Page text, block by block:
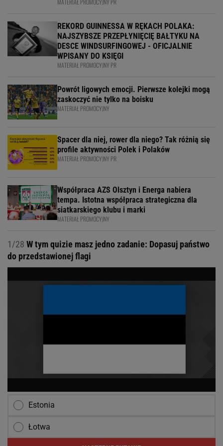
MATERIAŁ PROMOCYJNY PR
REKORD GUINNESSA W RĘKACH POLAKA:
NAJSZYBSZE PRZEPŁYNIĘCIĘ BAŁTYKU NA
DESCE WINDSURFINGOWEJ - OFICJALNIE
WPISANY DO KSIĘGI
MATERIAŁ PROMOCYJNY PR
Powrót ligowych emocji. Pierwsze kolejki mogą
zaskoczyć nie tylko na boisku
MATERIAŁ PROMOCYJNY
Spacer dla niej, rower dla niego? Tak różnią się
profile aktywności Polek i Polaków
MATERIAŁ PROMOCYJNY PR
Współpraca AZS Olsztyn i Energa nabiera
tempa. Istotna współpraca strategiczna dla
siatkarskiego klubu i marki
MATERIAŁ PROMOCYJNY
1/28 W tym quizie masz jedno zadanie: Dopasuj państwo
do przedstawionej flagi
Estonia
Łotwa